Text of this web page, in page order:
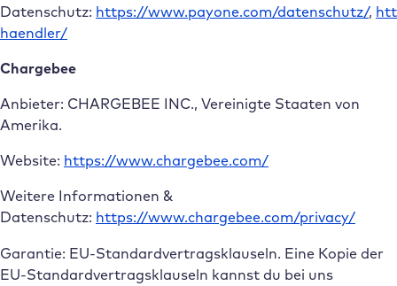
Datenschutz: https://www.payone.com/datenschutz/,
haendler/
Chargebee
Anbieter: CHARGEBEE INC., Vereinigte Staaten von
Amerika.
Website: https://www.chargebee.com/
Weitere Informationen &
Datenschutz: https://www.chargebee.com/privacy/
Garantie: EU-Standardvertragsklauseln. Eine Kopie der
EU-Standardvertragsklauseln kannst du bei uns